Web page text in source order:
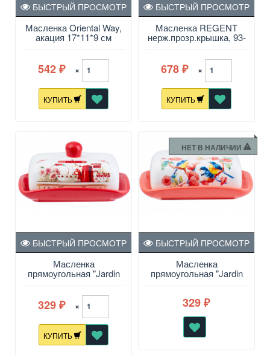
Масленка Oriental Way,
акация 17*11*9 см
БЫСТРЫЙ ПРОСМОТР
542 ₽ ×
КУПИТЬ
Масленка REGENT
нерж.прозр.крышка, 93-
DE-BB-02
БЫСТРЫЙ ПРОСМОТР
678 ₽ ×
КУПИТЬ
Масленка
прямоугольная "Jardin
d'Eden " 17х12х8см, ТМ
Appetite
БЫСТРЫЙ ПРОСМОТР
329 ₽ ×
КУПИТЬ
НЕТ В НАЛИЧИИ
Масленка
прямоугольная "Jardin
d'Eden " 17х12х8см, ТМ
БЫСТРЫЙ ПРОСМОТР
329 ₽